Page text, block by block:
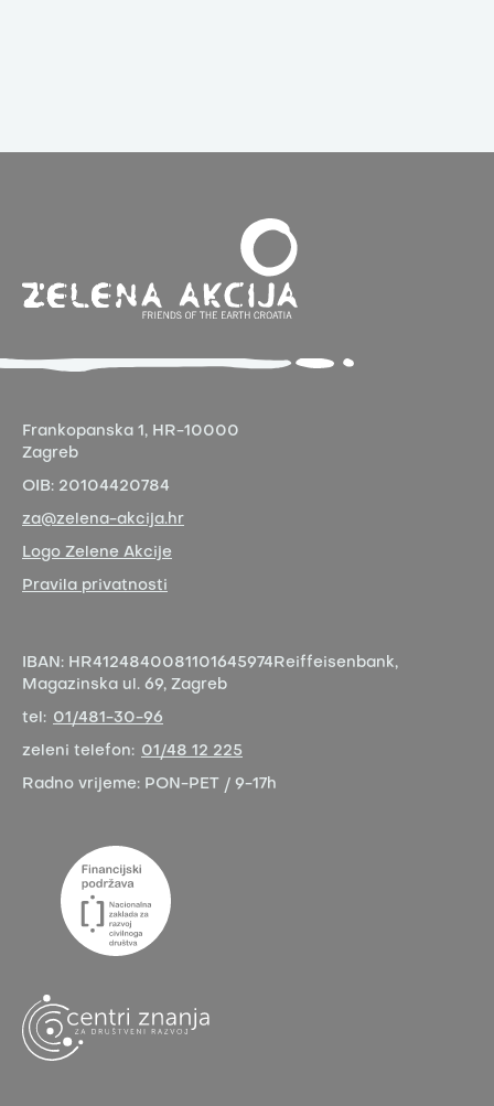
Frankopanska 1, HR-10000
Zagreb
OIB: 20104420784
za@zelena-akcija.hr
Logo Zelene Akcije
Pravila privatnosti
IBAN: HR4124840081101645974 Reiffeisenbank,
Magazinska ul. 69, Zagreb
tel: 01/481-30-96
zeleni telefon: 01/48 12 225
Radno vrijeme: PON-PET / 9-17h